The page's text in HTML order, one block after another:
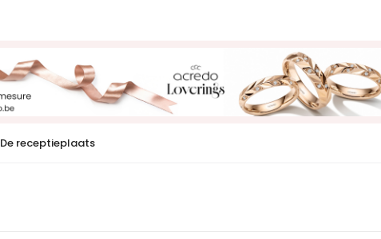
De receptieplaats